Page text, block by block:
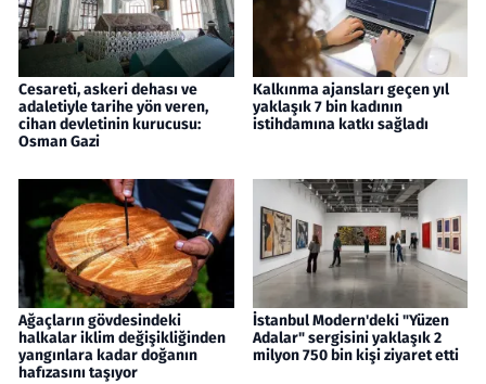
Cesareti, askeri dehası ve
adaletiyle tarihe yön veren,
cihan devletinin kurucusu:
Osman Gazi
Kalkınma ajansları geçen yıl
yaklaşık 7 bin kadının
istihdamına katkı sağladı
Ağaçların gövdesindeki
halkalar iklim değişikliğinden
yangınlara kadar doğanın
hafızasını taşıyor
İstanbul Modern'deki "Yüzen
Adalar" sergisini yaklaşık 2
milyon 750 bin kişi ziyaret etti